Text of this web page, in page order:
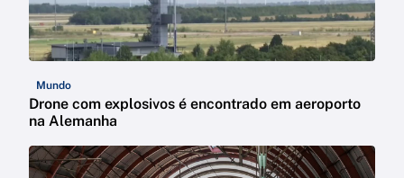
Mundo
Drone com explosivos é encontrado em aeroporto
na Alemanha